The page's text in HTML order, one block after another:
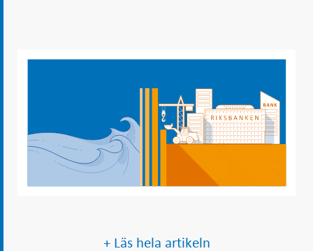
+ Läs hela artikeln